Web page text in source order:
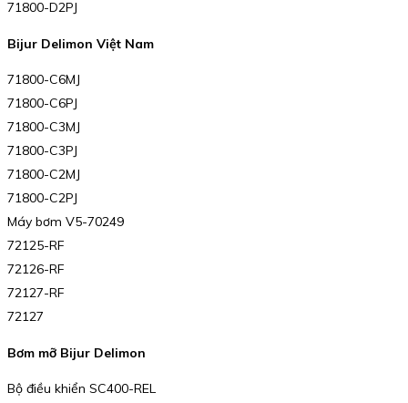
71800-D2PJ
Bijur Delimon Việt Nam
71800-C6MJ
71800-C6PJ
71800-C3MJ
71800-C3PJ
71800-C2MJ
71800-C2PJ
Máy bơm V5-70249
72125-RF
72126-RF
72127-RF
72127
Bơm mỡ Bijur Delimon
Bộ điều khiển SC400-REL